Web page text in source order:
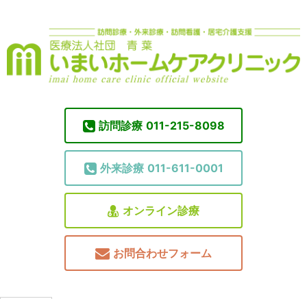
訪問診療 011-215-8098
外来診療 011-611-0001
オンライン診療
お問合わせフォーム